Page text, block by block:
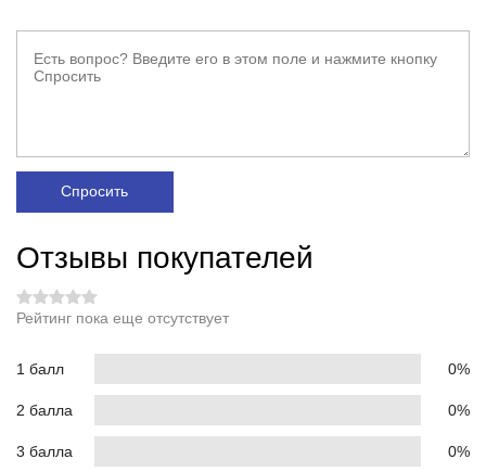
Спросить
Отзывы покупателей
Рейтинг пока еще отсутствует
1 балл 0%
2 балла 0%
3 балла 0%